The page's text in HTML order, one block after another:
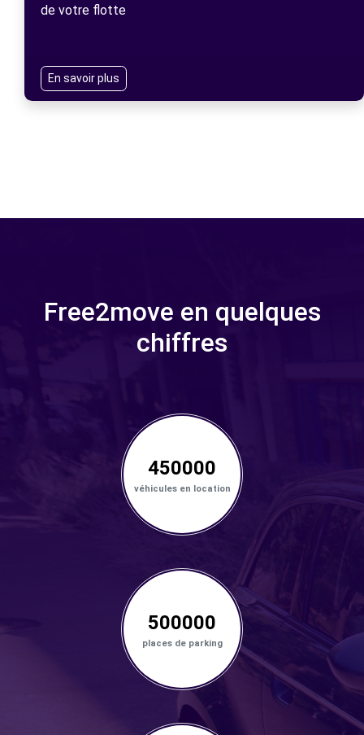
de votre flotte
En savoir plus
Free2move en quelques
chiffres
450000
véhicules en location
500000
places de parking